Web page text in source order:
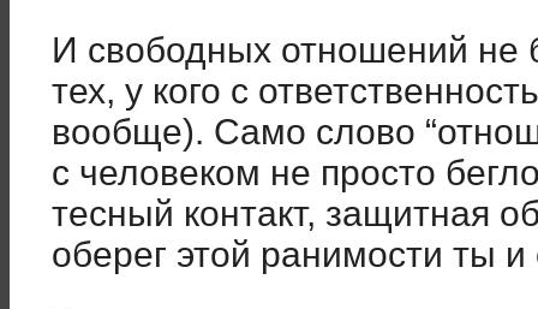
И свободных отношений не
тех, у кого с
вообще). Само слово
с человеком не просто
тесный контакт, защитная
оберег этой ранимости ты